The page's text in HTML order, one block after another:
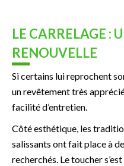
LE CARRELAGE :
RENOUVELLE
Si certains lui reprochent
un revêtement très
facilité d’entretien.
Côté esthétique, les
salissants ont fait place à
recherchés. Le toucher